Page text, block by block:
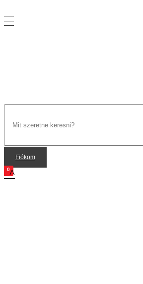
Vegyesker.hu
Legjobb dekor termékek
Fiókom
0